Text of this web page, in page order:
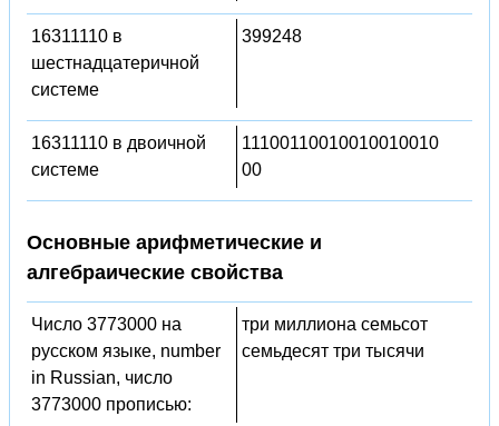
16311110 в
шестнадцатеричной
системе
399248
16311110 в двоичной
системе
11100110010010010010
00
Основные арифметические и
алгебраические свойства
Число 3773000 на
русском языке, number
in Russian, число
3773000 прописью:
три миллиона семьсот
семьдесят три тысячи